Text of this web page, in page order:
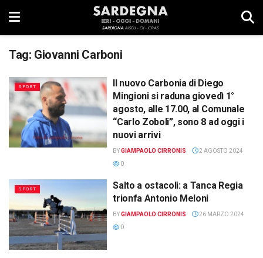
Tag: Giovanni Carboni
SPORT
Il nuovo Carbonia di Diego
Mingioni si raduna giovedì 1°
agosto, alle 17.00, al Comunale
“Carlo Zoboli”, sono 8 ad oggi i
nuovi arrivi
BYGIAMPAOLO CIRRONIS
2 AGOSTO 2024
0
SPORT
Salto a ostacoli: a Tanca Regia
trionfa Antonio Meloni
BYGIAMPAOLO CIRRONIS
26 MARZO 2024
0